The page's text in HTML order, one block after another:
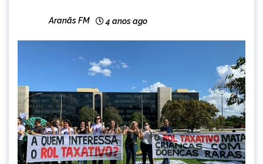
Aranãs FM 4 anos ago